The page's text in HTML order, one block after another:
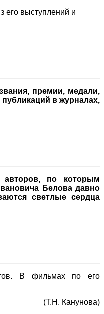
его выступлений и
премии, медали,
публикаций в журналах,
авторов, по которым
Белова давно
светлые сердца
В фильмах по его
(Т.Н. Канунова)